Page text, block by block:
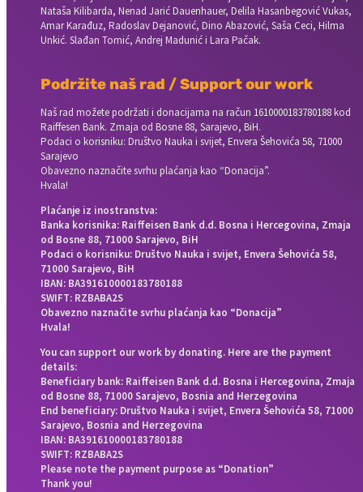
Nataša Kilibarda, Nenad Jarić Dauenhauer, Delila Hasanbegović Vukas,
Amar Karađuz, Radoslav Dejanović, Dino Abazović, Saša Ceci, Hilma
Unkić. Slađan Tomić, Andrej Madunić i Lara Pačak.
Podržite naš rad / Support our work
Naš rad možete podržati i donacijama na račun 1610000183780188 kod
Raiffesen Bank. Zmaja od Bosne 88, Sarajevo, BiH.
Podaci o korisniku: Društvo Nauka i svijet, Envera Šehovića 58, 71000
Sarajevo
Obavezno naznačite svrhu plaćanja kao “Donacija”.
Hvala!
Plaćanje iz inostranstva:
Banka korisnika: Raiffeisen Bank d.d. Bosna i Hercegovina, Zmaja
od Bosne 88, 71000 Sarajevo, BiH
Podaci o korisniku: Društvo Nauka i svijet, Envera Šehovića 58,
71000 Sarajevo, BiH
IBAN: BA391610000183780188
SWIFT: RZBABA2S
Obavezno naznačite svrhu plaćanja kao “Donacija”
Hvala!
You can support our work by donating. Here are the payment
details:
Beneficiary bank: Raiffeisen Bank d.d. Bosna i Hercegovina, Zmaja
od Bosne 88, 71000 Sarajevo, Bosnia and Herzegovina
End beneficiary: Društvo Nauka i svijet, Envera Šehovića 58, 71000
Sarajevo, Bosnia and Herzegovina
IBAN: BA391610000183780188
SWIFT: RZBABA2S
Please note the payment purpose as “Donation”
Thank you!